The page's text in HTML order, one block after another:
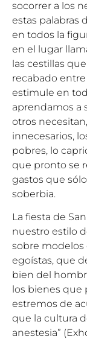
socorrer a los
estas palabras
en todos la
en el lugar
las cestillas
recabado
estimule en
aprendamos a
otros
innecesarios,
pobres, lo
que pronto se
gastos que
soberbia.
La fiesta de
nuestro estilo
sobre modelos
egoístas, que
bien del
los bienes que
estremos de
que la cultura
anestesia”